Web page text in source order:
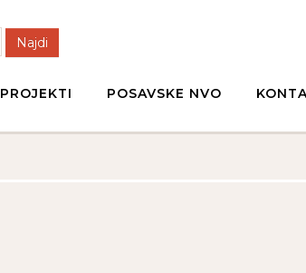
Najdi
PROJEKTI POSAVSKE NVO